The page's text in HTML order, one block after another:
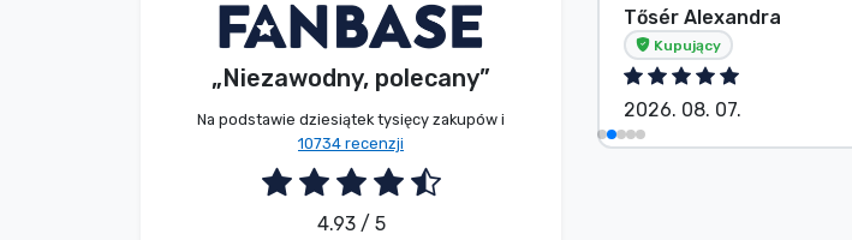
„Niezawodny, polecany”
Na podstawie dziesiątek tysięcy zakupów i
10734 recenzji
4.93 / 5
S. Kevin Kupujący
2026. 08. 07.
Tősér Alexandra
Kupujący
2026. 08. 07.